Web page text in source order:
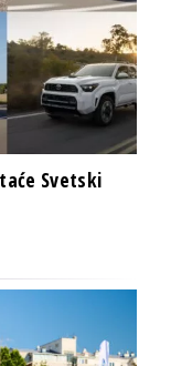
Svetski